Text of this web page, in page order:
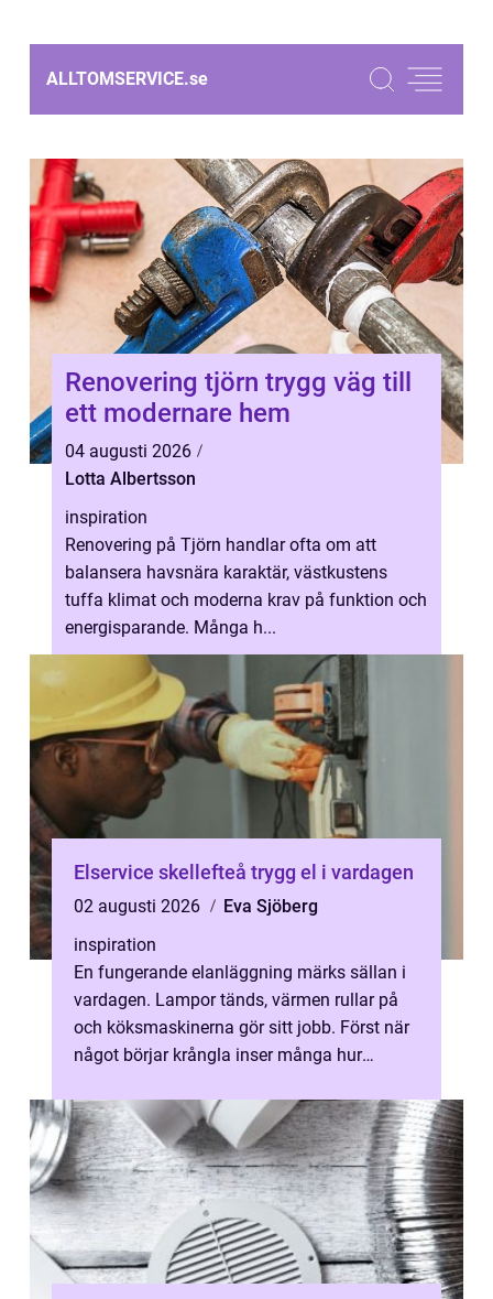
ALLTOMSERVICE.se
Renovering tjörn trygg väg till
ett modernare hem
04 augusti 2026
Lotta Albertsson
inspiration
Renovering på Tjörn handlar ofta om att
balansera havsnära karaktär, västkustens
tuffa klimat och moderna krav på funktion och
energisparande. Många h...
Elservice skellefteå trygg el i vardagen
02 augusti 2026
Eva Sjöberg
inspiration
En fungerande elanläggning märks sällan i
vardagen. Lampor tänds, värmen rullar på
och köksmaskinerna gör sitt jobb. Först när
något börjar krångla inser många hur